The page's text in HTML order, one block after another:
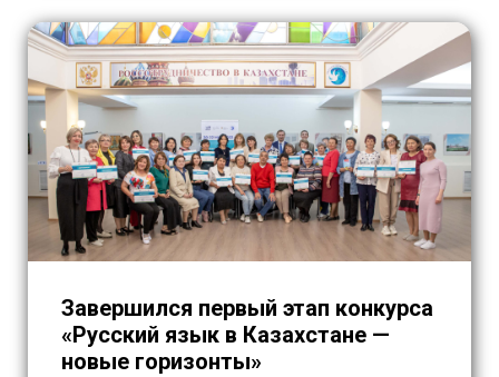
Завершился первый этап конкурса
«Русский язык в Казахстане —
новые горизонты»